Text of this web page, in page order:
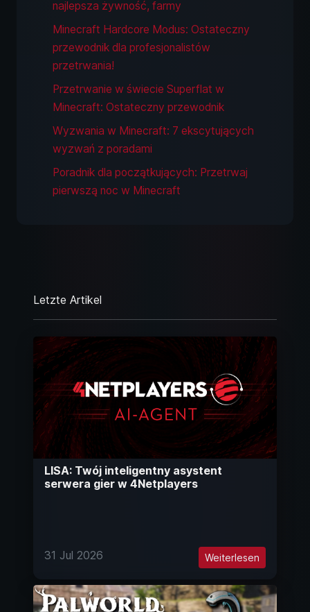
najlepsza żywność, farmy
Minecraft Hardcore Modus: Ostateczny
przewodnik dla profesjonalistów
przetrwania!
Przetrwanie w świecie Superflat w
Minecraft: Ostateczny przewodnik
Wyzwania w Minecraft: 7 ekscytujących
wyzwań z poradami
Poradnik dla początkujących: Przetrwaj
pierwszą noc w Minecraft
Letzte Artikel
LISA: Twój inteligentny asystent
serwera gier w 4Netplayers
31 Jul 2026 Weiterlesen